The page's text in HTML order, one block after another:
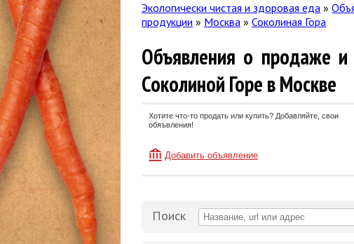
Экологически чистая и здоровая еда »
продукции » Москва » Соколиная Гора
Объявления о продаже и
Соколиной Горе в Москве
Хотите что-то продать или купить? Добавляйте, свои
обяъвления!
Добавить объявление
Поиск